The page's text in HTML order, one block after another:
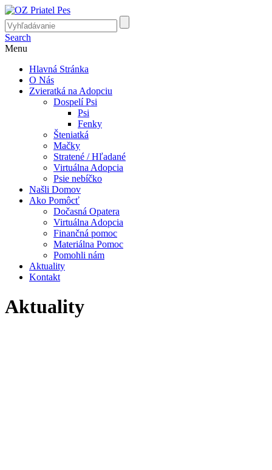
Search
Menu
Hlavná Stránka
O Nás
Zvieratká na Adopciu
Dospelí Psi
Psi
Fenky
Šteniatká
Mačky
Stratené / Hľadané
Virtuálna Adopcia
Psie nebíčko
Našli Domov
Ako Pomôcť
Dočasná Opatera
Virtuálna Adopcia
Finančná pomoc
Materiálna Pomoc
Pomohli nám
Aktuality
Kontakt
Aktuality